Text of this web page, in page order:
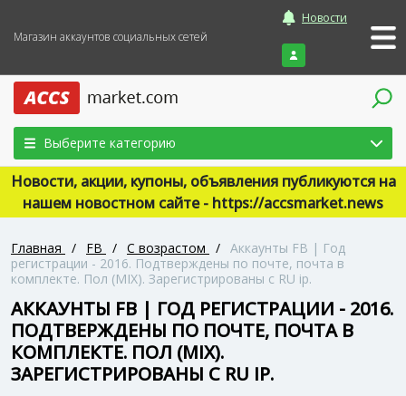
Магазин аккаунтов социальных сетей
Новости
Войти
Выберите категорию
Новости, акции, купоны, объявления публикуются на
нашем новостном сайте - https://accsmarket.news
Главная / FB / С возрастом / Аккаунты FB | Год
регистрации - 2016. Подтверждены по почте, почта в
комплекте. Пол (MIX). Зарегистрированы с RU ip.
АККАУНТЫ FB | ГОД РЕГИСТРАЦИИ - 2016.
ПОДТВЕРЖДЕНЫ ПО ПОЧТЕ, ПОЧТА В
КОМПЛЕКТЕ. ПОЛ (MIX).
ЗАРЕГИСТРИРОВАНЫ С RU IP.